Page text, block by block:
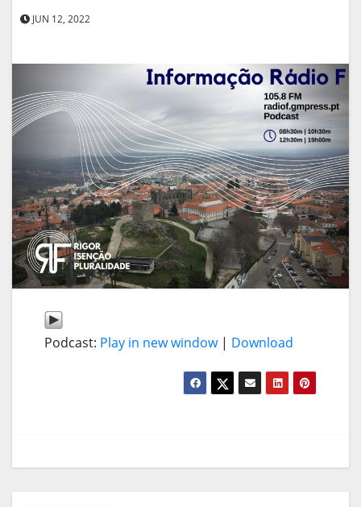
JUN 12, 2022
Podcast: Play in new window| Download